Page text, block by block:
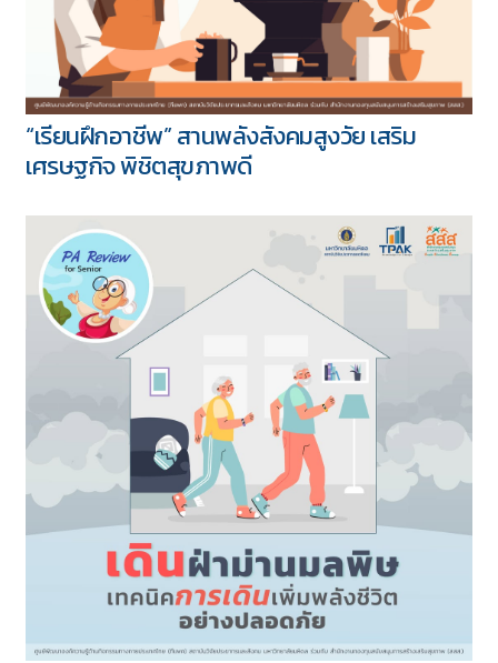
“เรียนฝึกอาชีพ” สานพลังสังคมสูงวัย เสริม
เศรษฐกิจ พิชิตสุขภาพดี